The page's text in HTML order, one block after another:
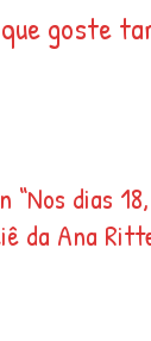
goste
“Nos dias
da Ana